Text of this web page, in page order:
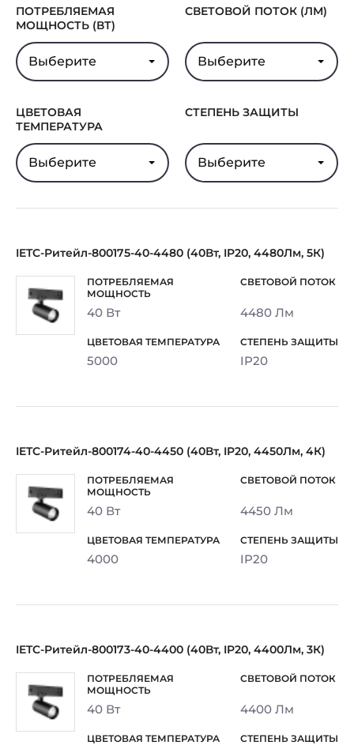
Гарантия
ПОТРЕБЛЯЕМАЯ
МОЩНОСТЬ (ВТ)
Выберите
СВЕТОВОЙ ПОТОК (ЛМ)
Выберите
ЦВЕТОВАЯ
ТЕМПЕРАТУРА
Выберите
СТЕПЕНЬ ЗАЩИТЫ
Выберите
IETC-Ритейл-800175-40-4480 (40Вт, IP20, 4480Лм, 5К)
40 Вт 4480 Лм
5000 IP20
IETC-Ритейл-800174-40-4450 (40Вт, IP20, 4450Лм, 4К)
40 Вт 4450 Лм
4000 IP20
IETC-Ритейл-800173-40-4400 (40Вт, IP20, 4400Лм, 3К)
40 Вт 4400 Лм